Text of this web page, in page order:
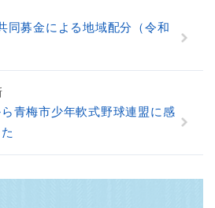
同募金による地域配分（令和
青梅市少年軟式野球連盟に感